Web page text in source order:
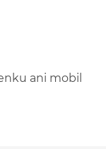
ani mobil